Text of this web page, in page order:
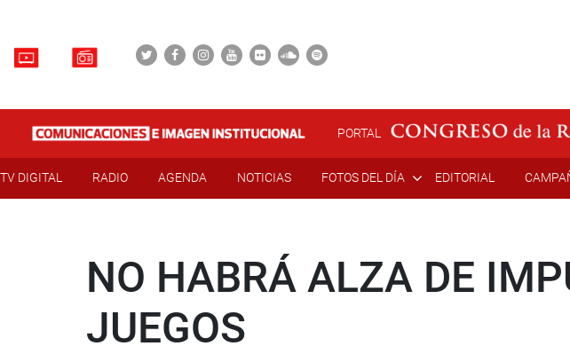
PORTAL
TV DIGITAL RADIO AGENDA NOTICIAS FOTOS DEL DÍA EDITORIAL
NO HABRÁ ALZA DE
JUEGOS